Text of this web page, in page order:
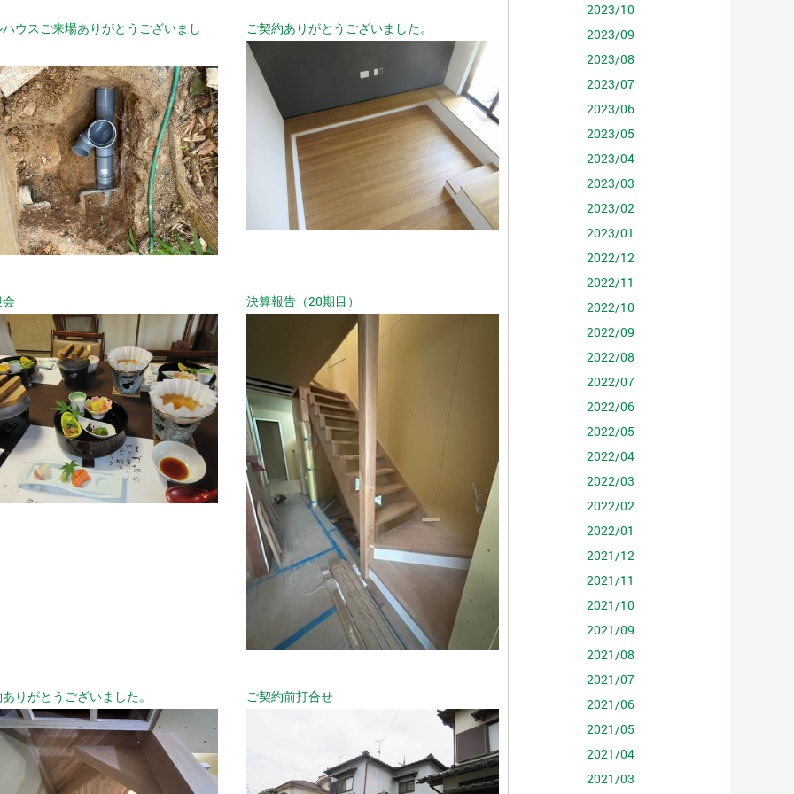
ウスご来場ありがとうございまし ご契約ありがとうございました。
決算報告（20期目）
りがとうございました。 ご契約前打合せ
2023/10
2023/09
2023/08
2023/07
2023/06
2023/05
2023/04
2023/03
2023/02
2023/01
2022/12
2022/11
2022/10
2022/09
2022/08
2022/07
2022/06
2022/05
2022/04
2022/03
2022/02
2022/01
2021/12
2021/11
2021/10
2021/09
2021/08
2021/07
2021/06
2021/05
2021/04
2021/03